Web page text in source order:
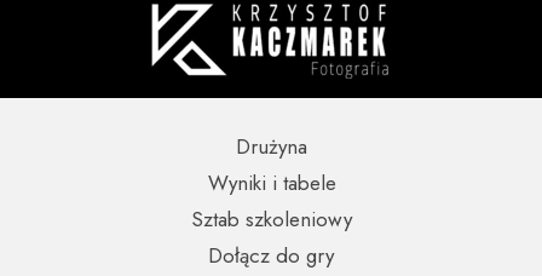
Wyniki i tabele
Sztab szkoleniowy
Dołącz do gry
Drużyna